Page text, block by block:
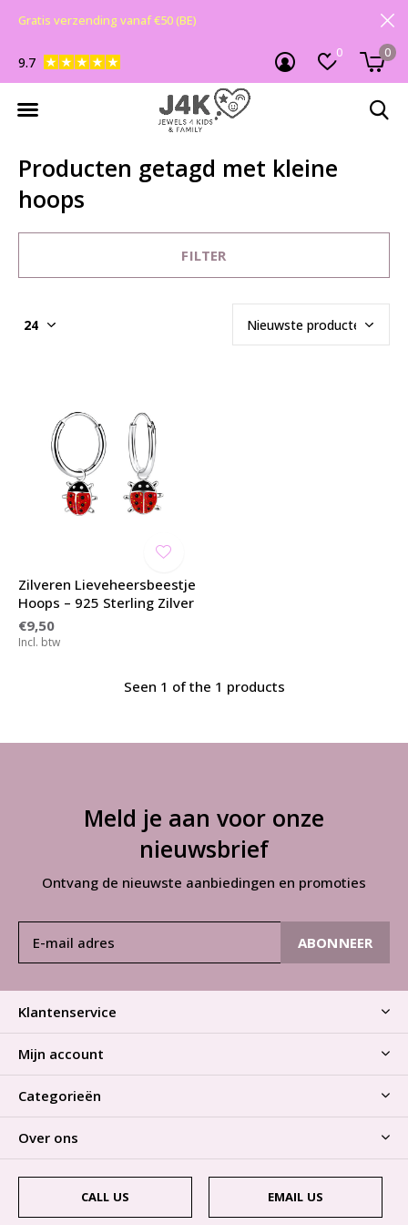
0 0
9.7
Gratis verzending vanaf €50 (BE)
Producten getagd met kleine
hoops
FILTER
Zilveren Lieveheersbeestje
Hoops – 925 Sterling Zilver
€9,50
Incl. btw
Seen 1 of the 1 products
Meld je aan voor onze
nieuwsbrief
Ontvang de nieuwste aanbiedingen en promoties
ABONNEER
Klantenservice
Mijn account
Categorieën
Over ons
CALL US EMAIL US